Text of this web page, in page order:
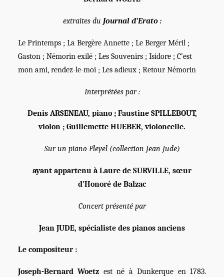
extraites du Journal d’Erato :
Le Printemps ; La Bergère Annette ; Le Berger Méril ;
Gaston ; Némorin exilé ; Les Souvenirs ; Isidore ; C’est
mon ami, rendez-le-moi ; Les adieux ; Retour Némorin
Interprétées par :
Denis ARSENEAU, piano ; Faustine SPILLEBOUT,
violon ; Guillemette HUEBER, violoncelle.
Sur un piano Pleyel (collection Jean Jude)
ayant appartenu à Laure de SURVILLE, sœur
d’Honoré de Balzac
Concert présenté par
Jean JUDE, spécialiste des pianos anciens
Le compositeur :
Joseph-Bernard Woetz est né à Dunkerque en 1783.